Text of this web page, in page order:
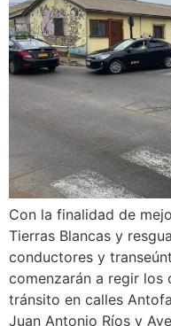
Con la finalidad de
Tierras Blancas y
conductores y
comenzarán a regir los
tránsito en calles
Juan Antonio Ríos y